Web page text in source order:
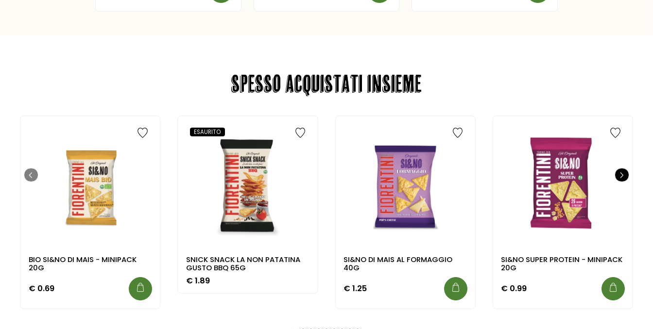
SPESSO ACQUISTATI INSIEME
BIO SI&NO DI MAIS - MINIPACK
20G
€ 0.69
ESAURITO
SNICK SNACK LA NON PATATINA
GUSTO BBQ 65G
€ 1.89
SI&NO DI MAIS AL FORMAGGIO
40G
€ 1.25
SI&NO SUPER PROTEIN - MINIPACK
20G
€ 0.99